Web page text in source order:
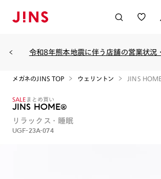
令和8年熊本地震に伴う店舗の営業状況
メガネのJINS TOP ウェリントン JINS
SALE まとめ買い
JINS HOME®
リラックス・睡眠
UGF-23A-074